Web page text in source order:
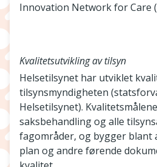
Innovation Network for Care
Kvalitetsutvikling av tilsyn
Helsetilsynet har utviklet
tilsynsmyndigheten
Helsetilsynet).
saksbehandling og alle
fagområder, og bygger blant
plan og andre førende